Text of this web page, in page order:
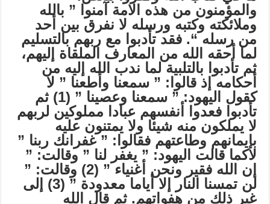
والمؤمنون من هذه الامة آمنوا ” بالله
وملائكته وكتبه ورسله لا نفرق بين أحد
من رسله “. فقد تأدبوا مع ربهم بالتسليم
لما أحقه الله من المعارف الملقاة إليهم،
ثم تأدبوا بالتلبية لما ندب الله إليه من
أحكامه إذ قالوا: ” سمعنا وأطعنا ” لا
كقول اليهود: ” سمعنا وعصينا ” (1) ثم
تأدبوا فعدوا أنفسهم عبادا مملوكين لربهم
لا يملكون منه شيئا ولا يمتنون عليه
بإيمانهم وطاعتهم فقالوا: ” غفرانك ربنا ”
لاكما قالت اليهود: ” يغفر لنا ” وقالت: ”
إن الله فقير ونحن أغنياء ” (2) وقالت: ”
لن تمسنا النار إلا أياما معدودة ” (3) إلى
غير ذلك من هفواتهم. ثم قال الله